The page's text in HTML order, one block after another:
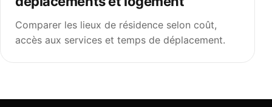
Comparer les lieux de résidence selon coût,
accès aux services et temps de déplacement.